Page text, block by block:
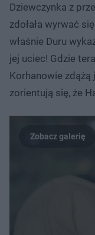
Dziewczynka z
zdołała wyrwać
właśnie Duru
jej uciec! Gdzie
Korhanowie zdążą
zorientują się, że